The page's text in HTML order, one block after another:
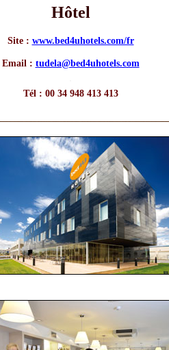
Hôtel
Site : www.bed4uhotels.com/fr
Email : tudela@bed4uhotels.com
Tél : 00 34 948 413 413